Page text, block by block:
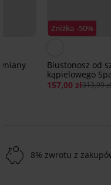
Zniżka -50%
Biustonosz od
kąpielowego
157,00 zł313,99 zł
8% zwrotu z